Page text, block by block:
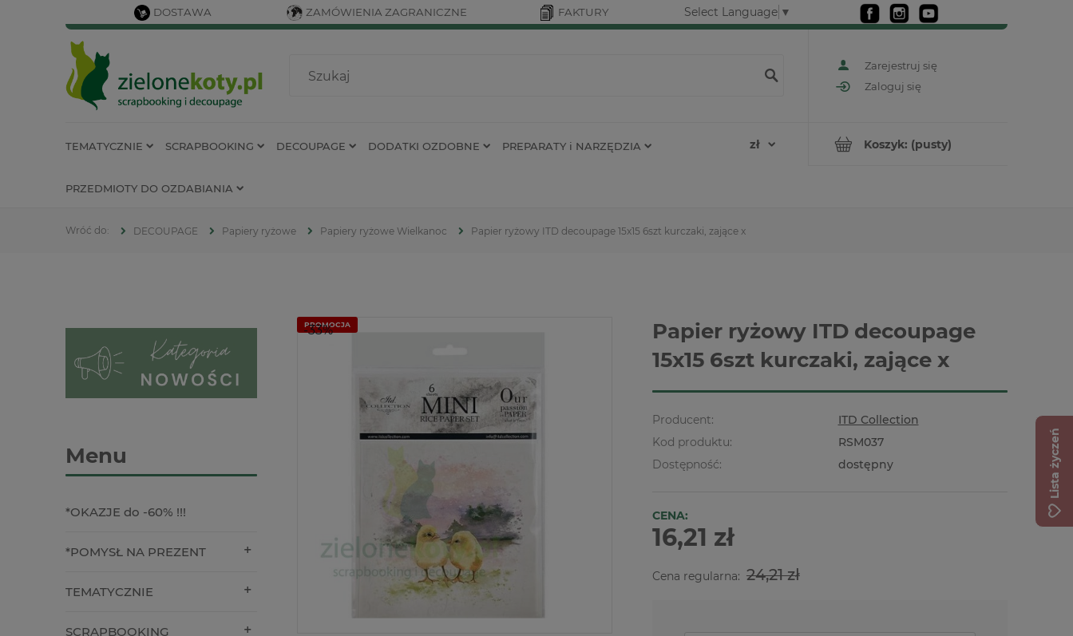
DOSTAWA ZAMÓWIENIA ZAGRANICZNE FAKTURY Select Language ▼
Zarejestruj się
Zaloguj się
Koszyk: (pusty)
TEMATYCZNIE SCRAPBOOKING DECOUPAGE DODATKI OZDOBNE PREPARATY i NARZĘDZIA
PRZEDMIOTY DO OZDABIANIA
DECOUPAGE Papiery ryżowe Papiery ryżowe Wielkanoc Papier ryżowy ITD decoupage 15x15 6szt kurczaki, zające x
Menu
*OKAZJE do -60% !!!
*POMYSŁ NA PREZENT
TEMATYCZNIE
SCRAPBOOKING
Papier ryżowy ITD decoupage
15x15 6szt kurczaki, zające x
PROMOCJA
-33%
Producent:
ITD Collection
Kod produktu:
RSM037
Dostępność:
dostępny
CENA:
16,21 zł
Cena regularna: 24,21 zł
Lista życzeń